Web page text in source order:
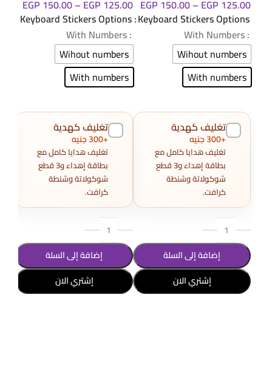
EGP 125.00
–
EGP 150.00
Keyboard Stickers Options
: With Numbers
Wihout numbers
With numbers
تغليف كهدية
+300 جنيه
تغليف هدايا كامل مع
بطاقة إهداء و3 قطع
شوكولاتة وشنطة
كرافت.
إضافة إلى السلة
إشتري الان
EGP 125.00
–
EGP 150.00
Keyboard Stickers Options
: With Numbers
Wihout numbers
With numbers
تغليف كهدية
+300 جنيه
تغليف هدايا كامل مع
بطاقة إهداء و3 قطع
شوكولاتة وشنطة
كرافت.
إضافة إلى السلة
إشتري الان